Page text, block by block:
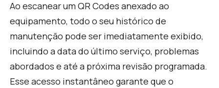
Ao escanear um QR Codes anexado ao
equipamento, todo o seu histórico de
manutenção pode ser imediatamente exibido,
incluindo a data do último serviço, problemas
abordados e até a próxima revisão programada.
Esse acesso instantâneo garante que o